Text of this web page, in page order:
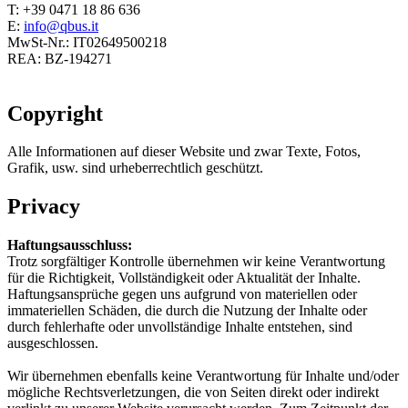
T: +39 0471 18 86 636
E: info@qbus.it
MwSt-Nr.: IT02649500218
REA: BZ-194271
Copyright
Alle Informationen auf dieser Website und zwar Texte, Fotos,
Grafik, usw. sind urheberrechtlich geschützt.
Privacy
Haftungsausschluss:
Trotz sorgfältiger Kontrolle übernehmen wir keine Verantwortung
für die Richtigkeit, Vollständigkeit oder Aktualität der Inhalte.
Haftungsansprüche gegen uns aufgrund von materiellen oder
immateriellen Schäden, die durch die Nutzung der Inhalte oder
durch fehlerhafte oder unvollständige Inhalte entstehen, sind
ausgeschlossen.
Wir übernehmen ebenfalls keine Verantwortung für Inhalte und/oder
mögliche Rechtsverletzungen, die von Seiten direkt oder indirekt